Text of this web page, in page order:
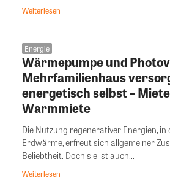
Weiterlesen
Energie
Wärmepumpe und
Mehrfamilienhaus
energetisch selbst –
Warmmiete
Die Nutzung regenerativer Energien, in
Erdwärme, erfreut sich allgemeiner
Beliebtheit. Doch sie ist auch...
Weiterlesen